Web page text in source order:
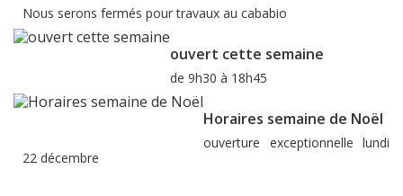
Nous serons fermés pour travaux au cababio
ouvert cette semaine
de 9h30 à 18h45
Horaires semaine de Noël
ouverture exceptionnelle lundi
22 décembre